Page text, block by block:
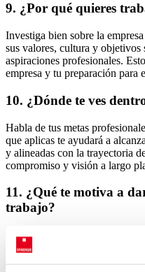
9. ¿Por qué quieres
Investiga bien sobre la
sus valores, cultura y objetivos
aspiraciones profesionales.
empresa y tu preparación para
10. ¿Dónde te ves
Habla de tus metas
que aplicas te ayudará a
y alineadas con la trayectoria
compromiso y visión a largo
11. ¿Qué te motiva a
trabajo?
Menciona factores que te
excelencia, como el deseo de